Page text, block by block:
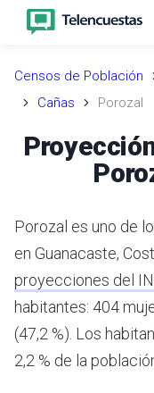
Censos de Población
Cañas
Porozal
Porozal es uno de
en Guanacaste,
proyecciones del
habitantes: 404
(47,2 %). Los
2,2 % de la